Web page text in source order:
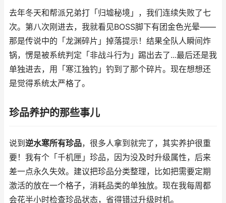
去年冬天和帮派兄弟打「归墟秘境」，我们连续失败了七
次。第八次刚进去，我就看见BOSS脚下有团金色光晕——
那是传说中的「龙渊碎片」掉落提示！结果全队人瞬间炸
锅，愣是被系统判定「非战斗行为」踢出去了...最后还是我
单独进去，用「寒江独钓」钓到了那个碎片。现在想想还
是觉得系统太严格了。
珍品养护的那些事儿
说到 逆水寒所有珍品，很多人拿到就完了，其实养护很重
要！我有个「千机匣」珍品，因为没及时升级属性，后来
差一点永久失效。建议把珍品分类整理，比如把需要定期
激活的放在一个格子，消耗品类的单独放。现在我每周都
会花半小时检查珍品状态，省得错过升级时机。